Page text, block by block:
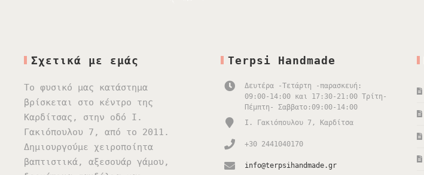
Σχετικά με εμάς
Το φυσικό μας κατάστημα
βρίσκεται στο κέντρο της
Καρδίτσας, στην οδό Ι.
Γακιόπουλου 7, από το 2011.
Δημιουργούμε χειροποίητα
βαπτιστικά, αξεσουάρ γάμου,
Terpsi Handmade
Δευτέρα -Τετάρτη -παρασκευή:
09:00-14:00 και 17:30-21:00 Τρίτη-
Πέμπτη- Σαββατο:09:00-14:00
Ι. Γακιόπουλου 7, Καρδίτσα
+30 2441040170
info@terpsihandmade.gr